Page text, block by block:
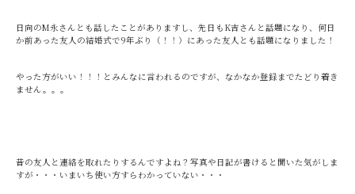
日向のM永さんとも話したことがありますし、先日もK吉さんと話題になり、何日
か前あった友人の結婚式で9年ぶり（！！）にあった友人とも話題になりました！
やった方がいい！！！とみんなに言われるのですが、なかなか登録までたどり着き
ません。。。
昔の友人と連絡を取れたりするんですよね？写真や日記が書けると聞いた気がしま
すが・・・いまいち使い方すらわかっていない・・・